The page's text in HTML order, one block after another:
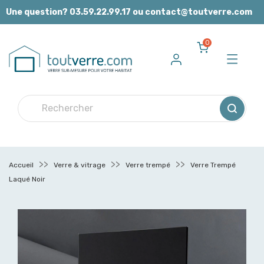
Panneau de gestion des cookies
Une question? 03.59.22.99.17 ou contact@toutverre.com
0
Accueil Verre & vitrage Verre trempé
Verre Trempé
Laqué Noir